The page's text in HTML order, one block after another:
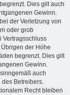
Dies gilt auch
Gewinn.
der Verletzung von
oder grob
Vertragsschluss
der Höhe
begrenzt. Dies gilt
Gewinn.
auch
Betreibers.
Recht bleiben